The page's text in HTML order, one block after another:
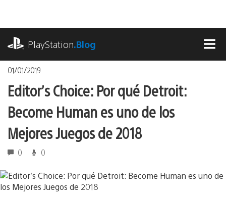
contenido
PlayStation.Blog
01/01/2019
Editor’s Choice: Por qué Detroit:
Become Human es uno de los
Mejores Juegos de 2018
0 0